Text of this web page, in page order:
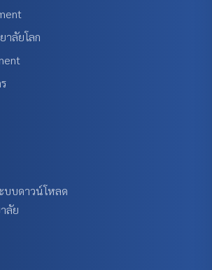
าลัยโลก
บบดาวน์โหลด
ลัย